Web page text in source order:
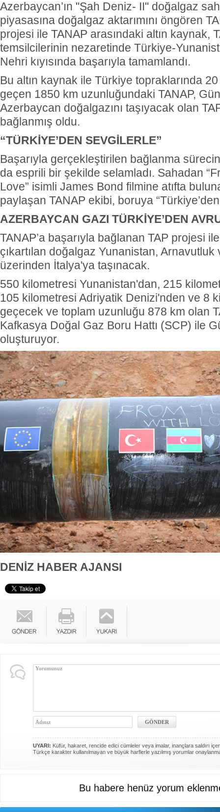
Azerbaycan’ın "Şah Deniz- II" doğalgaz
piyasasına doğalgaz aktarımını öngören
projesi ile TANAP arasındaki altın kaynak,
temsilcilerinin nezaretinde Türkiye-
Nehri kıyısında başarıyla tamamlandı.
Bu altın kaynak ile Türkiye topraklarında
geçen 1850 km uzunluğundaki TANAP,
Azerbaycan doğalgazını taşıyacak olan
bağlanmış oldu.
“TÜRKİYE’DEN SEVGİLERLE”
Başarıyla gerçekleştirilen bağlanma
da esprili bir şekilde selamladı. Sahadan
Love” isimli James Bond filmine atıfta
paylaşan TANAP ekibi, boruya
AZERBAYCAN GAZI TÜRKİYE’DEN
TANAP’a başarıyla bağlanan TAP projesi
çıkartılan doğalgaz Yunanistan,
üzerinden İtalya'ya taşınacak.
550 kilometresi Yunanistan'dan, 215
105 kilometresi Adriyatik Denizi'nden ve 8
geçecek ve toplam uzunluğu 878 km olan
Kafkasya Doğal Gaz Boru Hattı (SCP) ile
oluşturuyor.
DENİZ HABER AJANSI
UYARI: Küfür, hakaret, rencide edici cümleler veya imalar, inançlara saldırı
Türkçe karakter kullanılmayan ve büyük harflerle yazılmış yorumlar
Bu habere henüz yorum